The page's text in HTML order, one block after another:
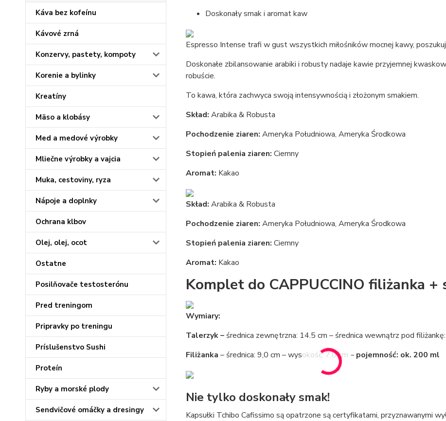
Káva bez kofeínu
Kávové zrná
Konzervy, pastety, kompoty
Korenie a bylinky
Kreatíny
Mäso a klobásy
Med a medové výrobky
Mliečne výrobky a vajcia
Muka, cestoviny, ryza
Nápoje a doplnky
Ochrana klbov
Olej, olej, ocot
Ostatne
Posilňovače testosterónu
Pred treningom
Pripravky po treningu
Príslušenstvo Sushi
Proteín
Ryby a morské plody
Sendvičové omáčky a dresingy
Doskonały smak i aromat kaw
Espresso Intense trafi w gust wszystkich miłośników mocnej kawy,
Doskonałe zbilansowanie arabiki i robusty nadaje kawie przyjemnej
robuście.
To kawa, która zachwyca swoją intensywnością i złożonym smakiem.
Skład: Arabika & Robusta
Pochodzenie ziaren: Ameryka Południowa, Ameryka Środkowa
Stopień palenia ziaren: Ciemny
Aromat: Kakao
Skład: Arabika & Robusta
Pochodzenie ziaren: Ameryka Południowa, Ameryka Środkowa
Stopień palenia ziaren: Ciemny
Aromat: Kakao
Komplet do CAPPUCCINO filiżanka
Wymiary:
Talerzyk – średnica zewnętrzna: 14,5 cm – średnica wewnątrz pod
Filiżanka – średnica: 9,0 cm – wysokość: 7,0 cm – pojemność: ok. 200 ml
Nie tylko doskonały smak!
Kapsułki Tchibo Cafissimo są opatrzone są certyfikatami, przyznawanymi